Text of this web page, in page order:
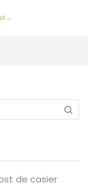
de casier